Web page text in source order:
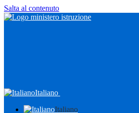
Salta al contenuto
Italiano
Italiano